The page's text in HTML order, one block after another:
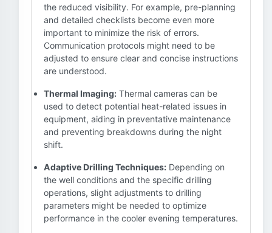
the reduced visibility. For example, pre-planning
and detailed checklists become even more
important to minimize the risk of errors.
Communication protocols might need to be
adjusted to ensure clear and concise instructions
are understood.
Thermal Imaging: Thermal cameras can be
used to detect potential heat-related issues in
equipment, aiding in preventative maintenance
and preventing breakdowns during the night
shift.
Adaptive Drilling Techniques: Depending on
the well conditions and the specific drilling
operations, slight adjustments to drilling
parameters might be needed to optimize
performance in the cooler evening temperatures.